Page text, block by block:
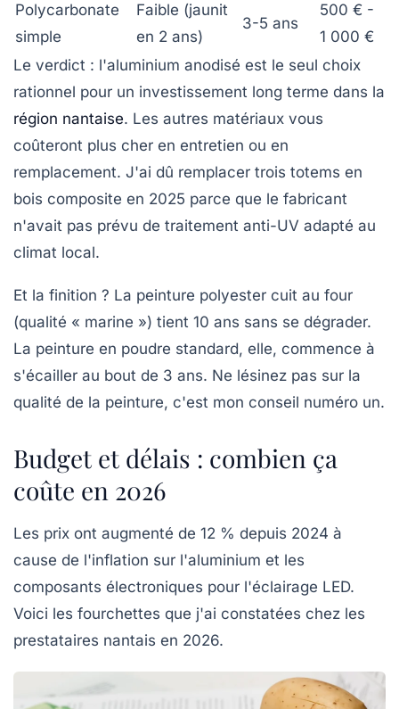
Polycarbonate
simple
Faible (jaunit
en 2 ans)
3-5 ans
500 € -
1 000 €
Le verdict : l'aluminium anodisé est le seul choix
rationnel pour un investissement long terme dans la
région nantaise. Les autres matériaux vous
coûteront plus cher en entretien ou en
remplacement. J'ai dû remplacer trois totems en
bois composite en 2025 parce que le fabricant
n'avait pas prévu de traitement anti-UV adapté au
climat local.
Et la finition ? La peinture polyester cuit au four
(qualité « marine ») tient 10 ans sans se dégrader.
La peinture en poudre standard, elle, commence à
s'écailler au bout de 3 ans. Ne lésinez pas sur la
qualité de la peinture, c'est mon conseil numéro un.
Budget et délais : combien ça
coûte en 2026
Les prix ont augmenté de 12 % depuis 2024 à
cause de l'inflation sur l'aluminium et les
composants électroniques pour l'éclairage LED.
Voici les fourchettes que j'ai constatées chez les
prestataires nantais en 2026.